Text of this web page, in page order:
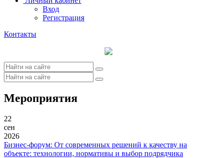
Вход
Регистрация
Контакты
Мероприятия
22
сен
2026
Бизнес-форум: От современных решений к качеству на
объекте: технологии, нормативы и выбор подрядчика